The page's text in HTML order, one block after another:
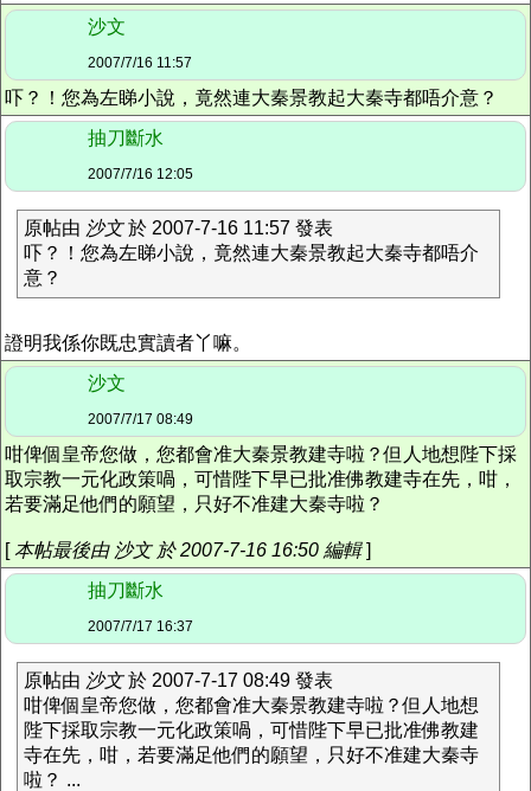
沙文
2007/7/16 11:57
吓？！您為左睇小說，竟然連大秦景教起大秦寺都唔介意？
抽刀斷水
2007/7/16 12:05
原帖由 沙文於 2007-7-16 11:57 發表
吓？！您為左睇小說，竟然連大秦景教起大秦寺都唔介
意？
證明我係你既忠實讀者丫嘛。
沙文
2007/7/17 08:49
咁俾個皇帝您做，您都會准大秦景教建寺啦？但人地想陛下採
取宗教一元化政策喎，可惜陛下早已批准佛教建寺在先，咁，
若要滿足他們的願望，只好不准建大秦寺啦？
[本帖最後由 沙文 於 2007-7-16 16:50 編輯]
抽刀斷水
2007/7/17 16:37
原帖由 沙文於 2007-7-17 08:49 發表
咁俾個皇帝您做，您都會准大秦景教建寺啦？但人地想
陛下採取宗教一元化政策喎，可惜陛下早已批准佛教建
寺在先，咁，若要滿足他們的願望，只好不准建大秦寺
啦？ ...